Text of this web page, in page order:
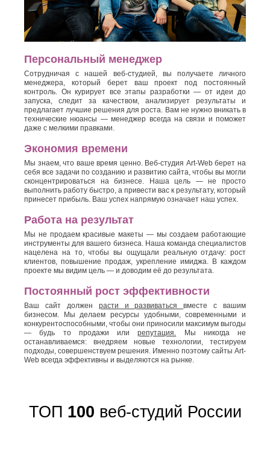
Персональный менеджер
Сотрудничая с нашей веб-студией, вы получаете личного
менеджера, который берет ваш проект под постоянный
контроль. Он курирует все этапы разработки — от идеи до
запуска, следит за качеством, анализирует результаты и
предлагает лучшие решения для роста. Вам не нужно вникать в
технические нюансы — менеджер всегда на связи и поможет
даже с мелкими правками.
Экономия времени
Мы знаем, что ваше время ценно. Веб-студия Art-Web берет на
себя все задачи по созданию и развитию сайта, чтобы вы могли
сконцентрироваться на бизнесе. Наша цель — не просто
выполнить работу быстро, а привести вас к результату, который
принесет прибыль. Ваш успех напрямую означает наш успех.
Работа на результат
Мы не продаем красивые макеты — мы создаем работающие
инструменты для вашего бизнеса. Наша команда специалистов
нацелена на то, чтобы вы ощущали реальную отдачу: рост
клиентов, повышение продаж, укрепление имиджа. В каждом
проекте мы видим цель — и доводим её до результата.
Постоянный рост эффективности
Ваш сайт должен расти и развиватьсявместе с вашим
бизнесом. Мы делаем ресурсы удобными, современными и
конкурентоспособными, чтобы они приносили максимум выгоды
— будь то продажи илирепутация. Мы никогда не
останавливаемся: внедряем новые технологии, тестируем
подходы, совершенствуем решения. Именно поэтому сайты Art-
Web всегда эффективны и выделяются на рынке.
ТОП 100 веб-студий России